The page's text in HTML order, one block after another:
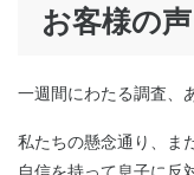
お客様の声
一週間にわたる調査、
私たちの懸念通り、ま
自信を持って息子に反